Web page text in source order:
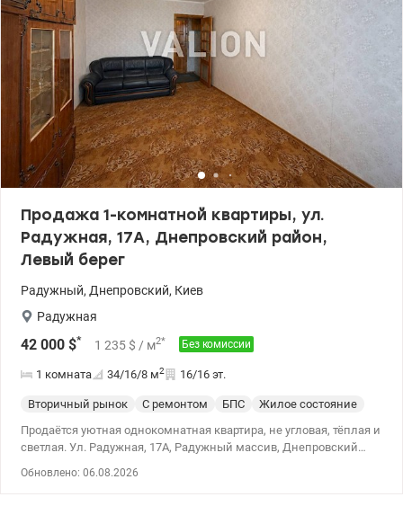
Продажа 1-комнатной квартиры, ул.
Радужная, 17А, Днепровский район,
Левый берег
Радужный, Днепровский, Киев
Радужная
42 000 $* 1 235 $ / м2* Без комиссии
1 комната 34/16/8 м2 16/16 эт.
Вторичный рынок С ремонтом БПС
Жилое состояние
Продаётся уютная однокомнатная квартира, не угловая, тёплая и
светлая. Ул. Радужная, 17А, Радужный массив, Днепровский
Без комиссии для покупателя. Рассматриваем все формы
Обновлено: 06.08.2026